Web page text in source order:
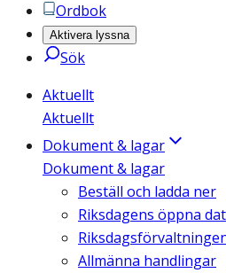
Ordbok
Aktivera lyssna
Sök
Aktuellt
Aktuellt
Dokument & lagar
Dokument & lagar
Beställ och ladda ner
Riksdagens öppna
Allmänna handlingar